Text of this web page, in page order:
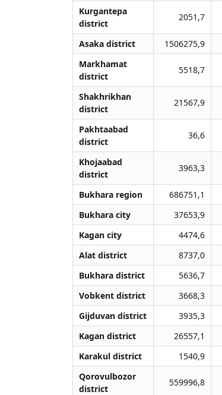
Kurgantepa
district
2051,7
Asaka district 1506275,9
Markhamat
district
5518,7
Shakhrikhan
district
21567,9
Pakhtaabad
district
36,6
Khojaabad
district
3963,3
Bukhara region 686751,1
Bukhara city
37653,9
Kagan city
4474,6
Alat district
8737,0
Bukhara district
5636,7
Vobkent district
3668,3
Gijduvan district
3935,3
Kagan district
26557,1
Karakul district
1540,9
Qorovulbozor
district
559996,8